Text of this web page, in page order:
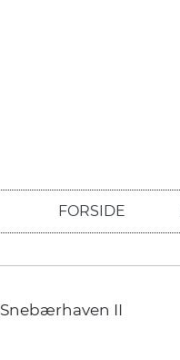
FORSIDE
Snebærhaven II